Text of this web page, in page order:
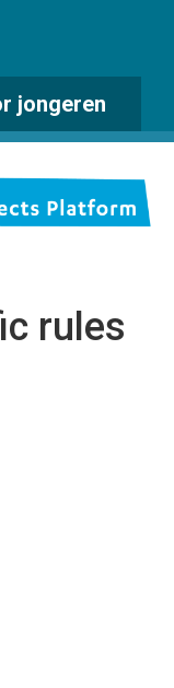
jongeren
rules